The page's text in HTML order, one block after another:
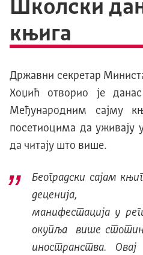
Школски
књига
Државни секретар
Хоџић отворио је
Међународним сајму
посетиоцима да уживају
да читају што више.
Београдски сајам
деценија,
манифестација у
окупља више
иностранства. Овај